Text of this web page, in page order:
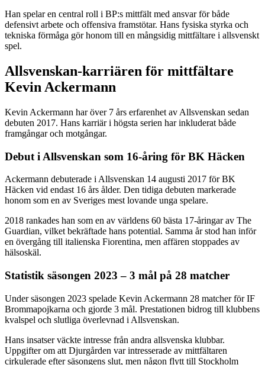
Han spelar en central roll i BP:s mittfält med ansvar för både
defensivt arbete och offensiva framstötar. Hans fysiska styrka och
tekniska förmåga gör honom till en mångsidig mittfältare i allsvenskt
spel.
Allsvenskan-karriären för mittfältare
Kevin Ackermann
Kevin Ackermann har över 7 års erfarenhet av Allsvenskan sedan
debuten 2017. Hans karriär i högsta serien har inkluderat både
framgångar och motgångar.
Debut i Allsvenskan som 16-åring för BK Häcken
Ackermann debuterade i Allsvenskan 14 augusti 2017 för BK
Häcken vid endast 16 års ålder. Den tidiga debuten markerade
honom som en av Sveriges mest lovande unga spelare.
2018 rankades han som en av världens 60 bästa 17-åringar av The
Guardian, vilket bekräftade hans potential. Samma år stod han inför
en övergång till italienska Fiorentina, men affären stoppades av
hälsoskäl.
Statistik säsongen 2023 – 3 mål på 28 matcher
Under säsongen 2023 spelade Kevin Ackermann 28 matcher för IF
Brommapojkarna och gjorde 3 mål. Prestationen bidrog till klubbens
kvalspel och slutliga överlevnad i Allsvenskan.
Hans insatser väckte intresse från andra allsvenska klubbar.
Uppgifter om att Djurgården var intresserade av mittfältaren
cirkulerade efter säsongens slut, men någon flytt till Stockholm